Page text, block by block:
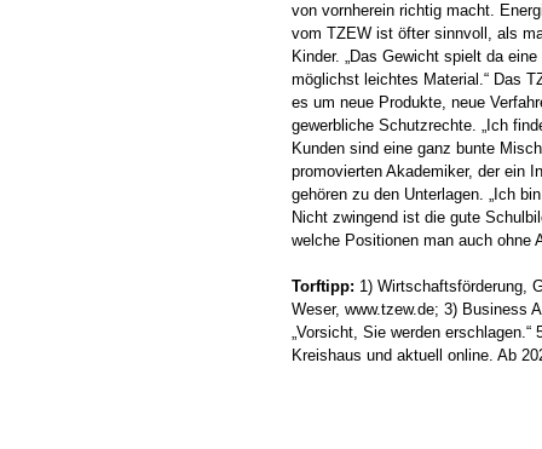
von vornherein richtig macht.
vom TZEW ist öfter sinnvoll, als
Kinder. „Das Gewicht spielt da
möglichst leichtes Material.“ Das
es um neue Produkte, neue
gewerbliche Schutzrechte. „Ich
Kunden sind eine ganz bunte
promovierten Akademiker, der ein
gehören zu den Unterlagen. „Ich
Nicht zwingend ist die gute
welche Positionen man auch ohne
Torftipp: 1) Wirtschaftsförderung,
Weser, www.tzew.de; 3) Business
„Vorsicht, Sie werden
Kreishaus und aktuell online. Ab